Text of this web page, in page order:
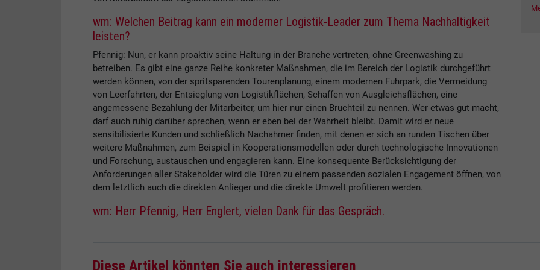
wm: Welchen Beitrag kann ein moderner Logistik-Leader zum Thema Nachhaltigkeit
leisten?
Pfennig: Nun, er kann proaktiv seine Haltung in der Branche vertreten, ohne Greenwashing zu
betreiben. Es gibt eine ganze Reihe konkreter Maßnahmen, die im Bereich der Logistik durchgeführt
werden können, von der spritsparenden Tourenplanung, einem modernen Fuhrpark, die Vermeidung
von Leerfahrten, der Entsieglung von Logistikflächen, Schaffen von Ausgleichsflächen, eine
angemessene Bezahlung der Mitarbeiter, um hier nur einen Bruchteil zu nennen. Wer etwas gut macht,
darf auch ruhig darüber sprechen, wenn er eben bei der Wahrheit bleibt. Damit wird er neue
sensibilisierte Kunden und schließlich Nachahmer finden, mit denen er sich an runden Tischen über
weitere Maßnahmen, zum Beispiel in Kooperationsmodellen oder durch technologische Innovationen
und Forschung, austauschen und engagieren kann. Eine konsequente Berücksichtigung der
Anforderungen aller Stakeholder wird die Türen zu einem passenden sozialen Engagement öffnen, von
dem letztlich auch die direkten Anlieger und die direkte Umwelt profitieren werden.
wm: Herr Pfennig, Herr Englert, vielen Dank für das Gespräch.
Diese Artikel könnten Sie auch interessieren